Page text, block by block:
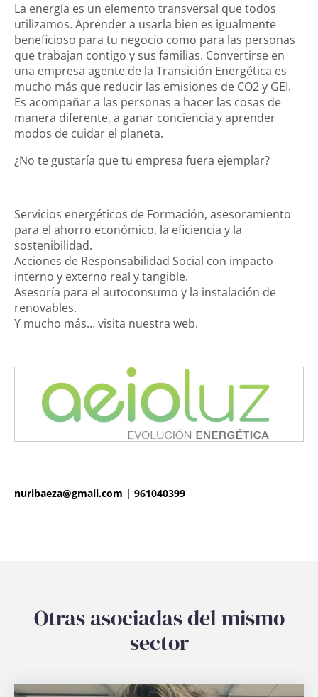
Login
La energía es un elemento transversal que todos
utilizamos. Aprender a usarla bien es igualmente
beneficioso para tu negocio como para las personas
que trabajan contigo y sus familias. Convertirse en
una empresa agente de la Transición Energética es
mucho más que reducir las emisiones de CO2 y GEI.
Es acompañar a las personas a hacer las cosas de
manera diferente, a ganar conciencia y aprender
modos de cuidar el planeta.
¿No te gustaría que tu empresa fuera ejemplar?
Servicios energéticos de Formación, asesoramiento
para el ahorro económico, la eficiencia y la
sostenibilidad.
Acciones de Responsabilidad Social con impacto
interno y externo real y tangible.
Asesoría para el autoconsumo y la instalación de
renovables.
Y mucho más… visita nuestra web.
nuribaeza@gmail.com | 961040399
Otras asociadas del mismo
sector